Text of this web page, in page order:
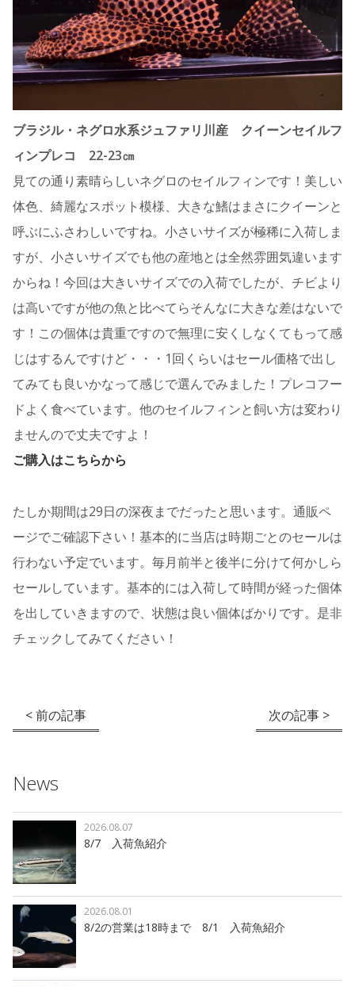
ブラジル・ネグロ水系ジュファリ川産 クイーンセイルフ
ィンプレコ 22-23㎝
見ての通り素晴らしいネグロのセイルフィンです！美しい
体色、綺麗なスポット模様、大きな鰭はまさにクイーンと
呼ぶにふさわしいですね。小さいサイズが極稀に入荷しま
すが、小さいサイズでも他の産地とは全然雰囲気違います
からね！今回は大きいサイズでの入荷でしたが、チビより
は高いですが他の魚と比べてらそんなに大きな差はないで
す！この個体は貴重ですので無理に安くしなくてもって感
じはするんですけど・・・1回くらいはセール価格で出し
てみても良いかなって感じで選んでみました！プレコフー
ドよく食べています。他のセイルフィンと飼い方は変わり
ませんので丈夫ですよ！
ご購入はこちらから
たしか期間は29日の深夜までだったと思います。通販ペ
ージでご確認下さい！基本的に当店は時期ごとのセールは
行わない予定でいます。毎月前半と後半に分けて何かしら
セールしています。基本的には入荷して時間が経った個体
を出していきますので、状態は良い個体ばかりです。是非
チェックしてみてください！
< 前の記事 次の記事 >
News
8/7 入荷魚紹介
2026.08.07
8/2の営業は18時まで 8/1 入荷魚紹介
2026.08.01